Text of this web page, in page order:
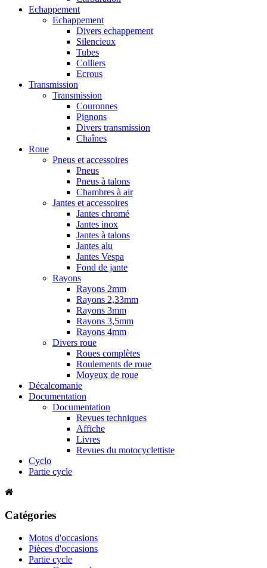
Echappement
Echappement
Divers echappement
Silencieux
Tubes
Colliers
Ecrous
Transmission
Transmission
Couronnes
Pignons
Divers transmission
Chaînes
Roue
Pneus et accessoires
Pneus
Pneus à talons
Chambres à air
Jantes et accessoires
Jantes chromé
Jantes inox
Jantes à talons
Jantes alu
Jantes Vespa
Fond de jante
Rayons
Rayons 2mm
Rayons 2,33mm
Rayons 3mm
Rayons 3,5mm
Rayons 4mm
Divers roue
Roues complètes
Roulements de roue
Moyeux de roue
Décalcomanie
Documentation
Documentation
Revues techniques
Affiche
Livres
Revues du motocyclettiste
Cyclo
Partie cycle
Catégories
Motos d'occasions
Pièces d'occasions
Partie cycle